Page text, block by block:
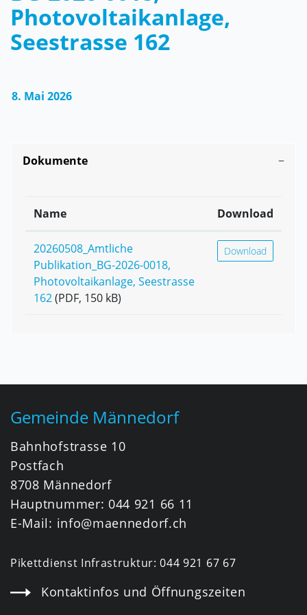
Photovoltaikanlage,
Seestrasse 162
8. Mai 2026
Zugehörige Objekte
Dokumente
Name Download
20260508_Amtliche
Publikation_BG-2026-0018,
Photovoltaikanlage, Seestrasse
162(PDF, 150 kB)
Download
Gemeinde Männedorf
Bahnhofstrasse 10
Postfach
8708 Männedorf
Hauptnummer: 044 921 66 11
E-Mail: info@maennedorf.ch
Pikettdienst Infrastruktur:044 921 67 67
Kontaktinfos und Öffnungszeiten